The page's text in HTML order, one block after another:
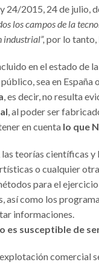
24/2015, 24 de julio,
los campos de la
industrial”, por lo tanto,
en el estado de
sea en España
, es decir, no resulta
, al poder ser
en cuenta lo que
teorías científicas
o cualquier
para el
así como los
informaciones.
es susceptible de
comercial